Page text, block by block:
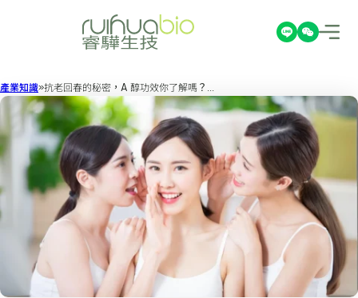
產業知識 抗老回春的秘密，A 醇功效你了解嗎？...